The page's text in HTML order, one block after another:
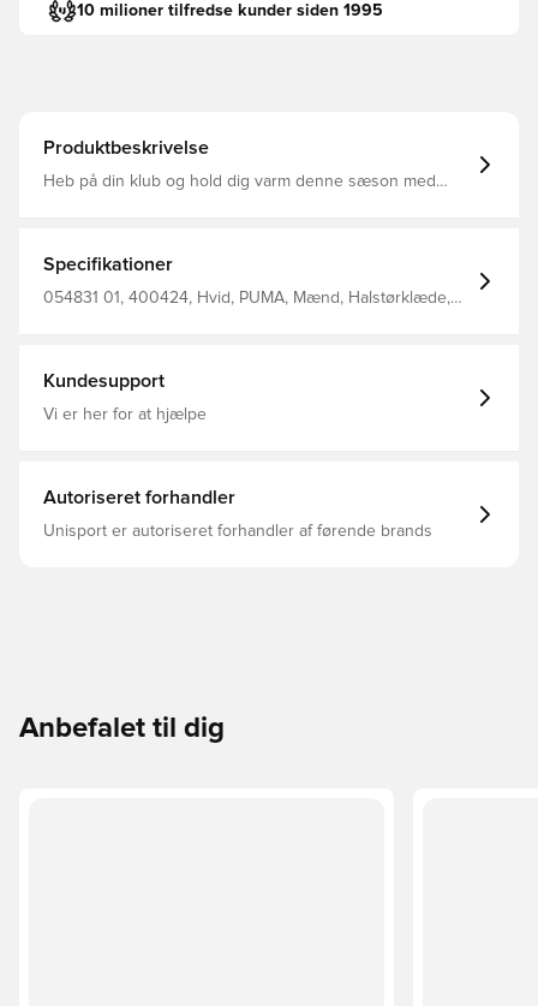
10 milioner tilfredse kunder siden 1995
Produktbeskrivelse
Heb på din klub og hold dig varm denne sæson med
Specifikationer
054831 01, 400424, Hvid, PUMA, Mænd, Halstørklæde,
Kundesupport
Vi er her for at hjælpe
Autoriseret forhandler
Unisport er autoriseret forhandler af førende brands
Anbefalet til dig